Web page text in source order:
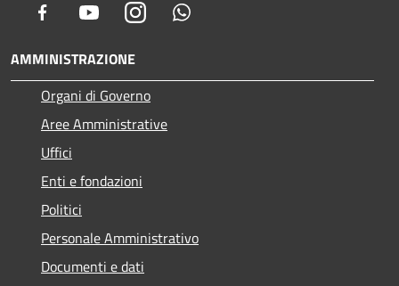
Facebook YoutubeInstagram
AMMINISTRAZIONE
Organi di Governo
Aree Amministrative
Uffici
Enti e fondazioni
Politici
Personale Amministrativo
Documenti e dati